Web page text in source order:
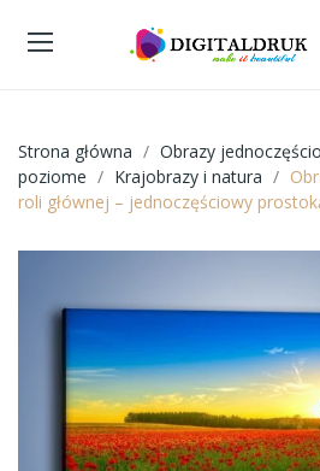
Strona główna Obrazy
poziome
Krajobrazy i natura
roli głównej – jednoczęściowy